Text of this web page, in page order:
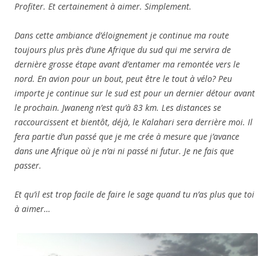
Profiter. Et certainement à aimer. Simplement.
Dans cette ambiance d’éloignement je continue ma route
toujours plus près d’une Afrique du sud qui me servira de
dernière grosse étape avant d’entamer ma remontée vers le
nord. En avion pour un bout, peut être le tout à vélo? Peu
importe je continue sur le sud est pour un dernier détour avant
le prochain. Jwaneng n’est qu’à 83 km. Les distances se
raccourcissent et bientôt, déjà, le Kalahari sera derrière moi. Il
fera partie d’un passé que je me crée à mesure que j’avance
dans une Afrique où je n’ai ni passé ni futur. Je ne fais que
passer.
Et qu’il est trop facile de faire le sage quand tu n’as plus que toi
à aimer…